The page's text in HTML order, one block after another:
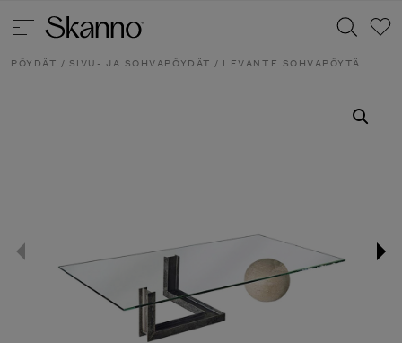
PÖYDÄT / SIVU- JA SOHVAPÖYDÄT / LEVANTE SOHVAPÖYTÄ